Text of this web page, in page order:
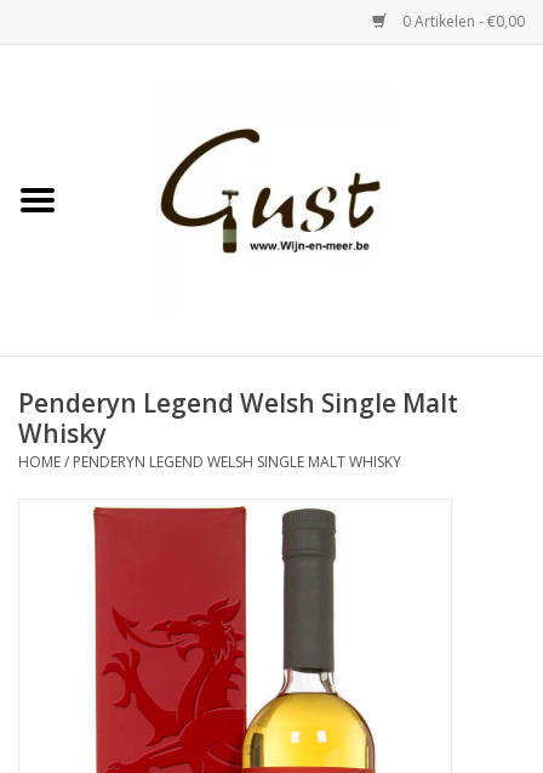
0 Artikelen - €0,00
Witte wijn
Bubbels & Vermout
Sterke Dranken
Tastings & zaalverhuur
Penderyn Legend Welsh Single Malt
Whisky
HOME/ PENDERYN LEGEND WELSH SINGLE MALT WHISKY